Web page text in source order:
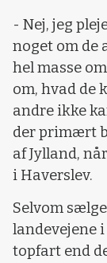
- Nej, jeg
noget om de
hel masse
om, hvad de
andre ikke
der primært
af Jylland,
i Haverslev.
Selvom
landevejene
topfart end